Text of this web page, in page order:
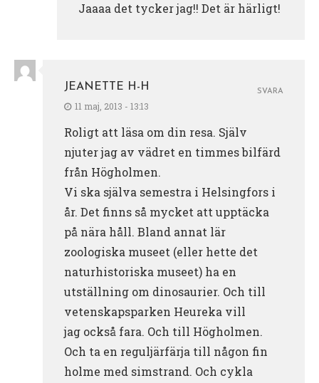
Jaaaa det tycker jag!! Det är härligt!
JEANETTE H-H
11 maj, 2013 - 13:13
Roligt att läsa om din resa. Själv
njuter jag av vädret en timmes bilfärd
från Högholmen.
Vi ska själva semestra i Helsingfors i
år. Det finns så mycket att upptäcka
på nära håll. Bland annat lär
zoologiska museet (eller hette det
naturhistoriska museet) ha en
utställning om dinosaurier. Och till
vetenskapsparken Heureka vill
jag också fara. Och till Högholmen.
Och ta en reguljärfärja till någon fin
holme med simstrand. Och cykla
SVARA